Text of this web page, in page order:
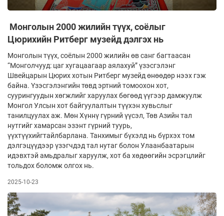
Монголын 2000 жилийн түүх, соёлыг
Цюрихийн Ритберг музейд дэлгэх нь
Монголын түүх, соёлын 2000 жилийн өв санг багтаасан
“Монголчууд: цаг хугацаагаар аялахуй” үзэсгэлэнг
Швейцарын Цюрих хотын Ритберг музейд өнөөдөр нээх гэж
байна. Үзэсгэлэнгийн төвд эртний томоохон хот,
суурингуудын хөгжлийг харуулах бөгөөд үүгээр дамжуулж
Монгол Улсын хот байгуулалтын түүхэн хувьслыг
танилцуулах аж. Мөн Хүннү гүрний үүсэл, Төв Азийн тал
нутгийг хамарсан эзэнт гүрний туурь,
үүхтүүхийгтайлбарлана. Танхимыг бүхэлд нь бүрхэх том
дэлгэцүүдээр үзэгчдэд тал нутаг болон Улаанбаатарын
идэвхтэй амьдралыг харуулж, хот ба хөдөөгийн эсрэгцлийг
тольдох боломж олгох нь.
2025-10-23